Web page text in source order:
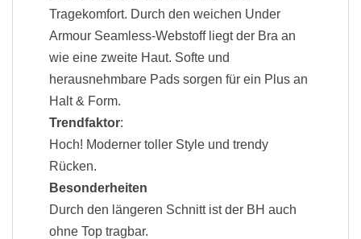
Tragekomfort. Durch den weichen Under
Armour Seamless-Webstoff liegt der Bra an
wie eine zweite Haut. Softe und
herausnehmbare Pads sorgen für ein Plus an
Halt & Form.
Trendfaktor:
Hoch! Moderner toller Style und trendy
Rücken.
Besonderheiten
Durch den längeren Schnitt ist der BH auch
ohne Top tragbar.